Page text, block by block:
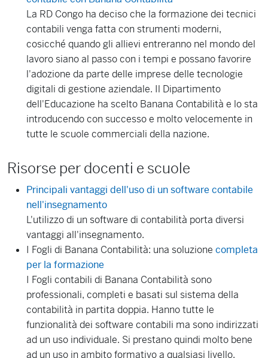
La RD Congo ha deciso che la formazione dei tecnici
contabili venga fatta con strumenti moderni,
cosicché quando gli allievi entreranno nel mondo del
lavoro siano al passo con i tempi e possano favorire
l'adozione da parte delle imprese delle tecnologie
digitali di gestione aziendale. Il Dipartimento
dell'Educazione ha scelto Banana Contabilità e lo sta
introducendo con successo e molto velocemente in
tutte le scuole commerciali della nazione.
Risorse per docenti e scuole
Principali vantaggi dell'uso di un software contabile
nell'insegnamento
L'utilizzo di un software di contabilità porta diversi
vantaggi all'insegnamento.
I Fogli di Banana Contabilità: una soluzione completa
per la formazione
I Fogli contabili di Banana Contabilità sono
professionali, completi e basati sul sistema della
contabilità in partita doppia. Hanno tutte le
funzionalità dei software contabili ma sono indirizzati
ad un uso individuale. Si prestano quindi molto bene
ad un uso in ambito formativo a qualsiasi livello.